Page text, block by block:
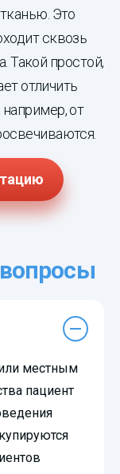
Это
сквозь
Такой простой,
отличить
например, от
местным
пациент